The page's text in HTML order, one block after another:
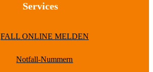
Services
FALL ONLINE MELDEN
Notfall-Nummern